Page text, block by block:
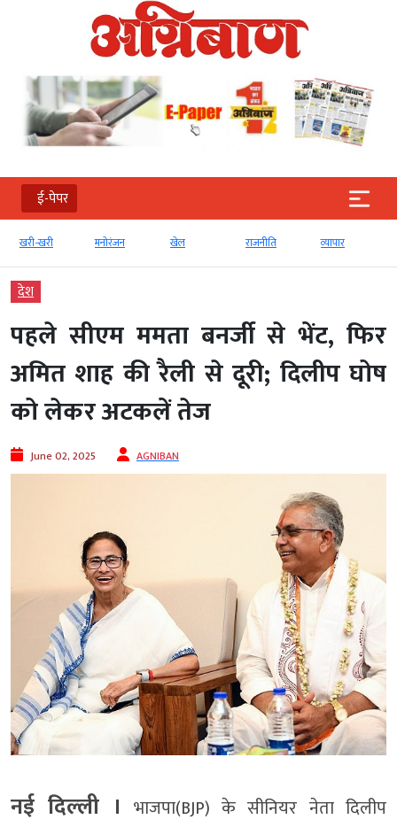
ई-पेपर
खरी-खरी मनोरंजन खेल राजनीति व्‍यापार
देश
पहले सीएम ममता बनर्जी से भेंट, फिर
अमित शाह की रैली से दूरी; दिलीप घोष
को लेकर अटकलें तेज
June 02, 2025 AGNIBAN
नई दिल्‍ली । भाजपा(BJP) के सीनियर नेता दिलीप